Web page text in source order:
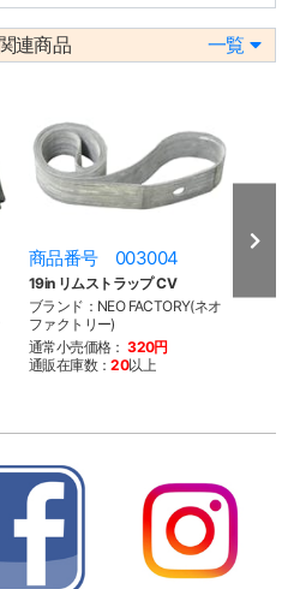
連商品 一覧
商品番号 003004
19in リムストラップ CV
ブランド：NEO FACTORY(ネオ
ファクトリー)
通常小売価格： 320円
通販在庫数：20以上
TR4